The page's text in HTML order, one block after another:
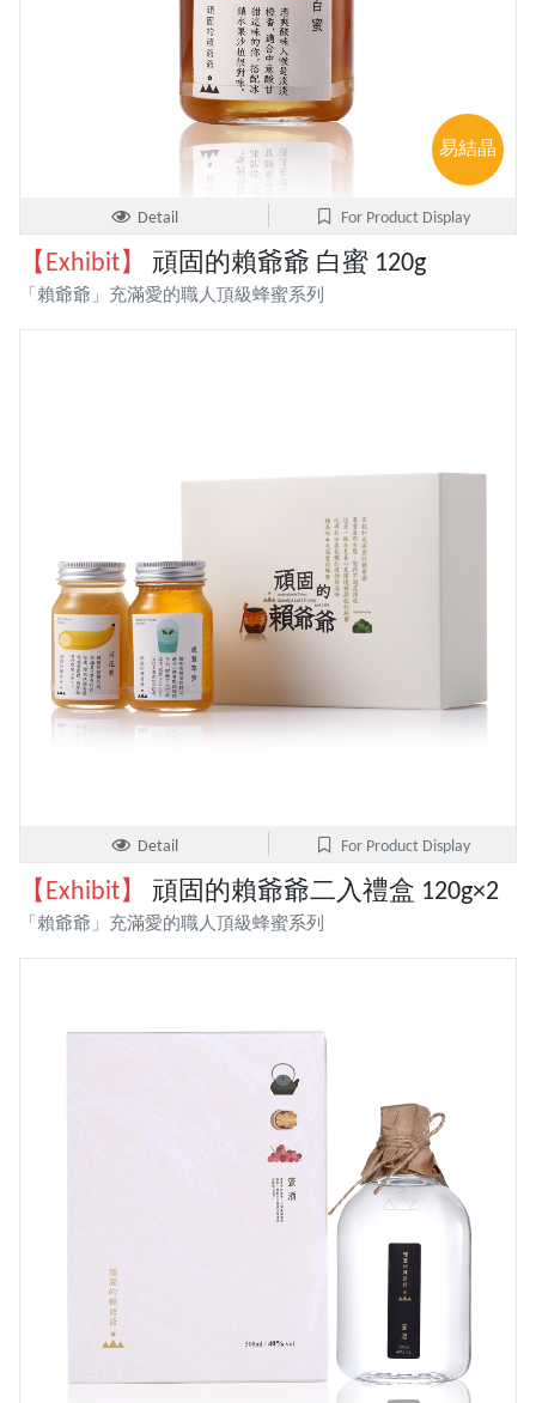
易結晶
Detail For Product Display
【Exhibit】 頑固的賴爺爺 白蜜 120g
「賴爺爺」充滿愛的職人頂級蜂蜜系列
Detail For Product Display
【Exhibit】 頑固的賴爺爺二入禮盒 120g×2
「賴爺爺」充滿愛的職人頂級蜂蜜系列